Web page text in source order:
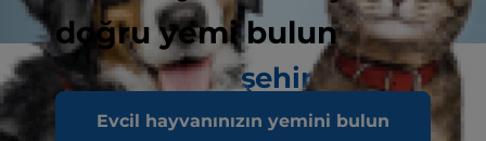
doğru yemi bulun
Evcil hayvanınızın yemini bulun
Kedilerle ilgili şehir
efsaneleri